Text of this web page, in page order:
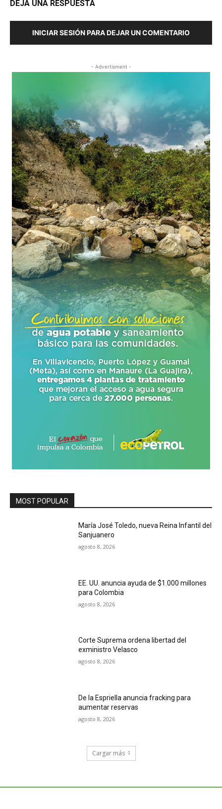
DEJA UNA RESPUESTA
INICIAR SESIÓN PARA DEJAR UN COMENTARIO
- Advertisment -
MOST POPULAR
María José Toledo, nueva Reina Infantil del
Sanjuanero
agosto 8, 2026
EE. UU. anuncia ayuda de $1.000 millones
para Colombia
agosto 8, 2026
Corte Suprema ordena libertad del
exministro Velasco
agosto 8, 2026
De la Espriella anuncia fracking para
aumentar reservas
agosto 8, 2026
Cargar más